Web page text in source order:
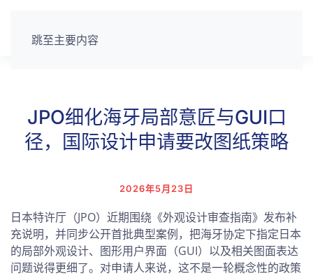
跳至主要内容
JPO细化海牙局部意匠与GUI口
径，国际设计申请要改图纸策略
2026年5月23日
日本特许厅（JPO）近期围绕《外观设计审查指南》发布补
充说明，并同步公开首批典型案例，把海牙协定下指定日本
的局部外观设计、图形用户界面（GUI）以及相关图面表达
问题说得更细了。对申请人来说，这不是一轮概念性的政策